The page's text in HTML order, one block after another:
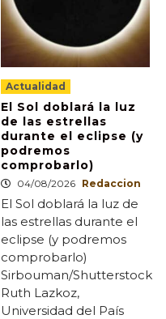
Actualidad
El Sol doblará la luz
de las estrellas
durante el eclipse (y
podremos
comprobarlo)
04/08/2026 Redaccion
El Sol doblará la luz de
las estrellas durante el
eclipse (y podremos
comprobarlo)
Sirbouman/Shutterstock
Ruth Lazkoz,
Universidad del País